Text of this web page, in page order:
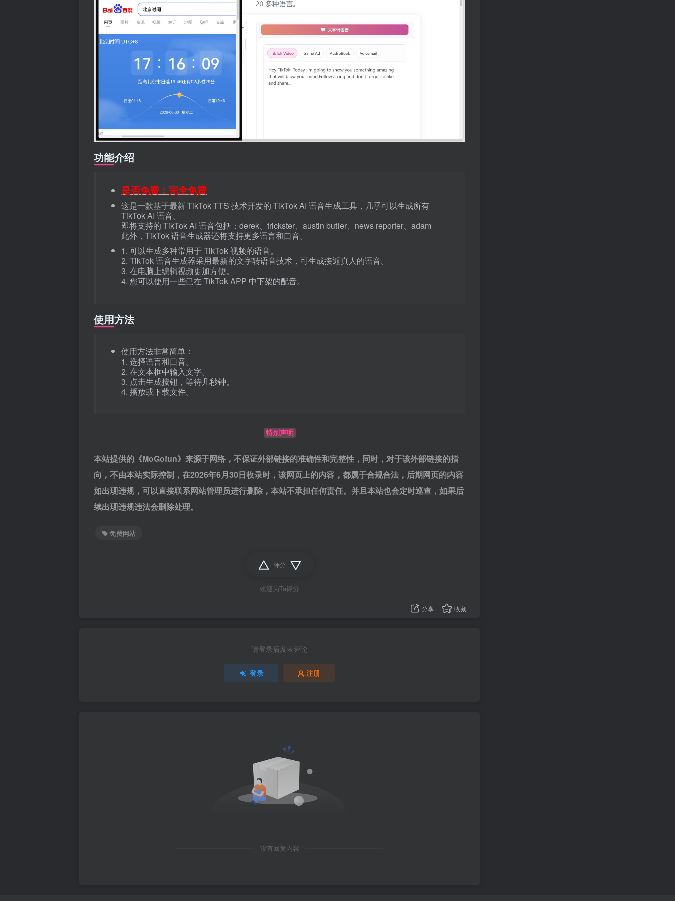
功能介绍
是否免费：完全免费
这是一款基于最新 TikTok TTS 技术开发的 TikTok AI 语音生成工具，几乎可以生成所有
TikTok AI 语音。
即将支持的 TikTok AI 语音包括：derek、trickster、austin butler、news reporter、adam
此外，TikTok 语音生成器还将支持更多语言和口音。
1. 可以生成多种常用于 TikTok 视频的语音。
2. TikTok 语音生成器采用最新的文字转语音技术，可生成接近真人的语音。
3. 在电脑上编辑视频更加方便。
4. 您可以使用一些已在 TikTok APP 中下架的配音。
使用方法
使用方法非常简单：
1. 选择语言和口音。
2. 在文本框中输入文字。
3. 点击生成按钮，等待几秒钟。
4. 播放或下载文件。
特别声明
本站提供的《MoGofun》来源于网络，不保证外部链接的准确性和完整性，同时，对于该外部链接的指
向，不由本站实际控制，在2026年6月30日收录时，该网页上的内容，都属于合规合法，后期网页的内容
如出现违规，可以直接联系网站管理员进行删除，本站不承担任何责任。并且本站也会定时巡查，如果后
续出现违规违法会删除处理。
免费网站
评分
欢迎为Ta评分
分享 收藏
请登录后发表评论
登录 注册
没有回复内容